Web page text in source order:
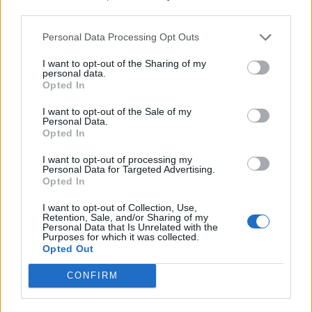
Personal Data Processing Opt Outs
I want to opt-out of the Sharing of my
personal data.
Opted In
I want to opt-out of the Sale of my
Personal Data.
Opted In
I want to opt-out of processing my
Personal Data for Targeted Advertising.
Opted In
I want to opt-out of Collection, Use,
Retention, Sale, and/or Sharing of my
Personal Data that Is Unrelated with the
Purposes for which it was collected.
Opted Out
CONFIRM
zdrowiu. Pracownicy nie są również godnie
wynagradzani.
Warszawa wLudziach bezdomnych
to miasto
wielu nierówności społecznych. Z jednej strony
piękne, z drugiej obrzydliwe. Z jednej wspaniałe
i zamożne, z drugiej tylko fasadowe, a za fasadą
na ulicach, a dzieci chorują e względu na brak
najprostszych środków higieny, o których nawet
nie mają pojęcia i do których nie mają dostępu.
Czytaj także:
Tomasza Judyma i Cezarego Baryki
„Uczyniwszy na wieki wybór, każdej